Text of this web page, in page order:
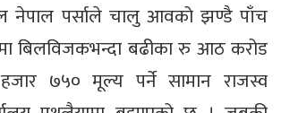
नेपाल पर्साले चालु आवको झण्डै पाँच
बिलविजकभन्दा बढीका रु आठ करोड
७५० मूल्य पर्ने सामान राजस्व